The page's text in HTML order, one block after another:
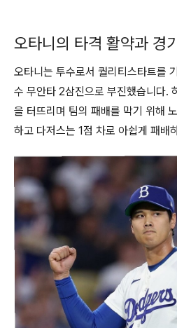
오타니의 타격 활약과 경
오타니는 투수로서 퀄리티스타트를
수 무안타 2삼진으로 부진했습니다.
을 터뜨리며 팀의 패배를 막기 위해
하고 다저스는 1점 차로 아쉽게 패배